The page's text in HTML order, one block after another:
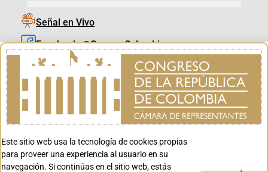
Señal en Vivo
Facebook_@CamaraColombia
Instagram_@CamaraColombia
X_@CamaraColombia
Youtube_@CamaraColombia
Youtube_@CanalCongreso
Este sitio web usa la tecnología de cookies propias
para proveer una experiencia al usuario en su
navegación. Si continúas en el sitio web, estás